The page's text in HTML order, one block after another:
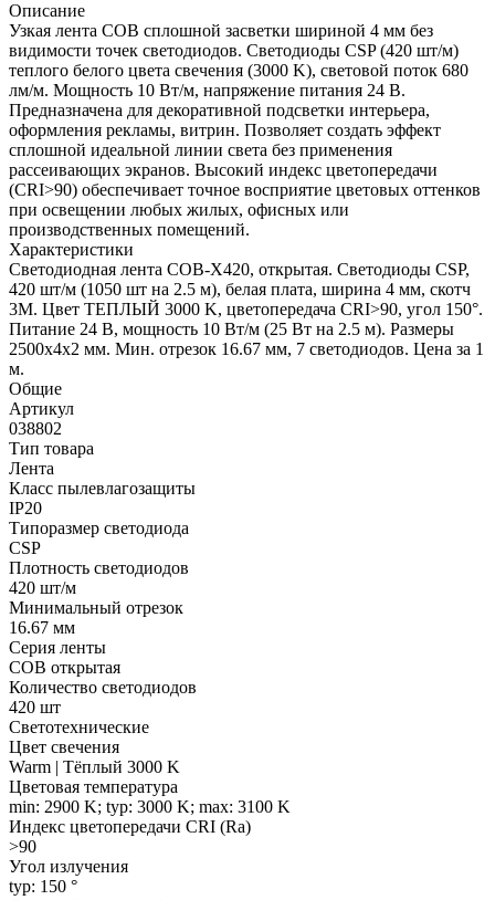
Описание
Узкая лента COB сплошной засветки шириной 4 мм без
видимости точек светодиодов. Светодиоды CSP (420 шт/м)
теплого белого цвета свечения (3000 K), световой поток 680
лм/м. Мощность 10 Вт/м, напряжение питания 24 В.
Предназначена для декоративной подсветки интерьера,
оформления рекламы, витрин. Позволяет создать эффект
сплошной идеальной линии света без применения
рассеивающих экранов. Высокий индекс цветопередачи
(CRI>90) обеспечивает точное восприятие цветовых оттенков
при освещении любых жилых, офисных или
производственных помещений.
Характеристики
Светодиодная лента COB-X420, открытая. Светодиоды CSP,
420 шт/м (1050 шт на 2.5 м), белая плата, ширина 4 мм, скотч
3M. Цвет ТЕПЛЫЙ 3000 K, цветопередача CRI>90, угол 150°.
Питание 24 В, мощность 10 Вт/м (25 Вт на 2.5 м). Размеры
2500x4x2 мм. Мин. отрезок 16.67 мм, 7 светодиодов. Цена за 1
м.
Общие
Артикул
038802
Тип товара
Лента
Класс пылевлагозащиты
IP20
Типоразмер светодиода
CSP
Плотность светодиодов
420 шт/м
Минимальный отрезок
16.67 мм
Серия ленты
COB открытая
Количество светодиодов
420 шт
Светотехнические
Цвет свечения
Warm | Тёплый 3000 K
Цветовая температура
min: 2900 K; typ: 3000 K; max: 3100 K
Индекс цветопередачи CRI (Ra)
>90
Угол излучения
typ: 150 °